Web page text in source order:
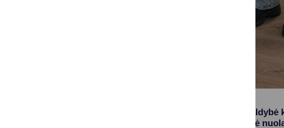
Druskininkų
kad ugdymo kokybė